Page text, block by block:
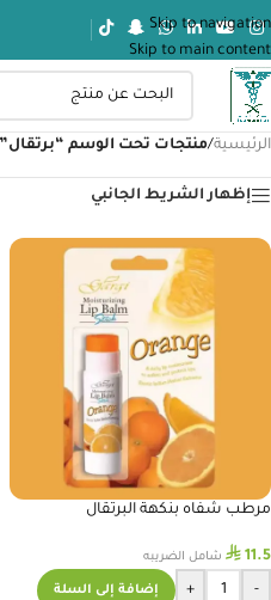
Skip to navigation
Skip to main content
الرئيسية/منتجات تحت الوسم “برتقال”
إظهار الشريط الجانبي
مرطب شفاه بنكهة البرتقال
⃁ 11.5 شامل الضريبه
-
+ إضافة إلى السلة